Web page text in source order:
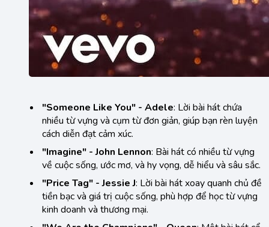
"Someone Like You" - Adele: Lời bài hát chứa
nhiều từ vựng và cụm từ đơn giản, giúp bạn rèn luyện
cách diễn đạt cảm xúc.
"Imagine" - John Lennon: Bài hát có nhiều từ vựng
về cuộc sống, ước mơ, và hy vọng, dễ hiểu và sâu sắc.
"Price Tag" - Jessie J: Lời bài hát xoay quanh chủ đề
tiền bạc và giá trị cuộc sống, phù hợp để học từ vựng
kinh doanh và thương mại.